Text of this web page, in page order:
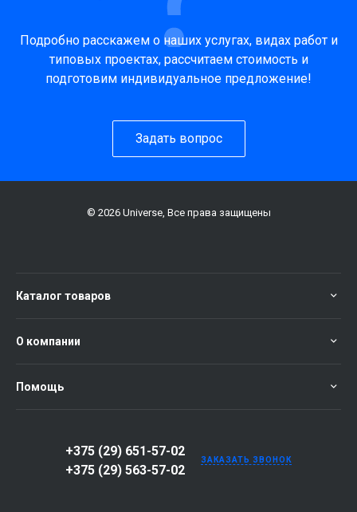
Подробно расскажем о наших услугах, видах работ и
типовых проектах, рассчитаем стоимость и
подготовим индивидуальное предложение!
Задать вопрос
© 2026 Universe, Все права защищены
Каталог товаров
О компании
Помощь
+375 (29) 651-57-02
+375 (29) 563-57-02
ЗАКАЗАТЬ ЗВОНОК